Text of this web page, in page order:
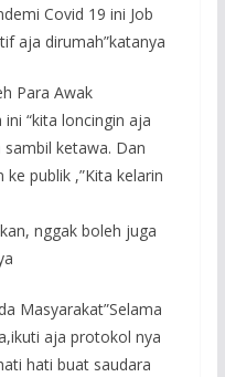
Covid 19 ini Job
aja dirumah”katanya
Para Awak
“kita loncingin aja
sambil ketawa. Dan
publik ,”Kita kelarin
nggak boleh juga
Masyarakat”Selama
aja protokol nya
hati buat saudara